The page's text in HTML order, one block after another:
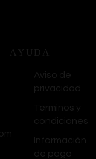
AYUDA
Aviso de
privacidad
Términos y
condiciones
Información
de pago